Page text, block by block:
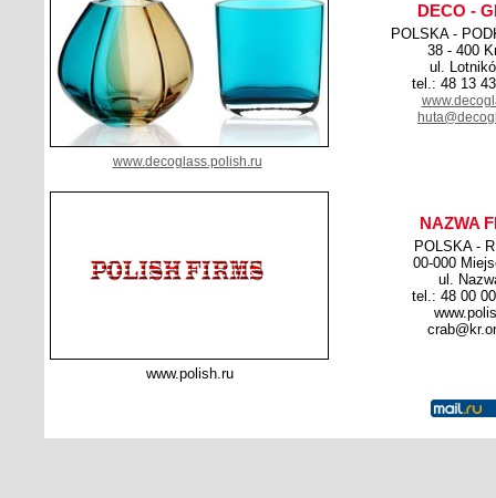
DECO -
POLSKA -
38 - 400
ul.
tel.: 48 13
www.decoglass.polish.ru
NAZWA
POLSKA -
00-000
ul.
tel.: 48 00
www.polish.ru